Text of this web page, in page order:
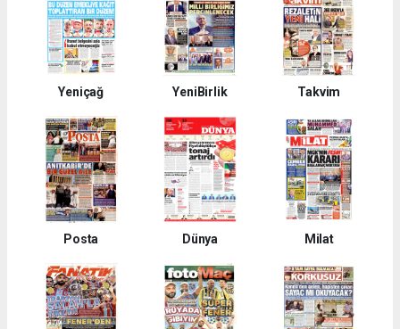
Yeniçağ YeniBirlik Takvim
Posta Dünya Milat